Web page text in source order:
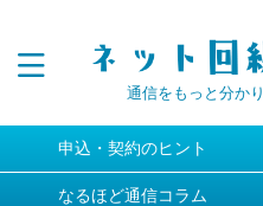
通信をもっと分か
申込・契約のヒント
なるほど通信コラム